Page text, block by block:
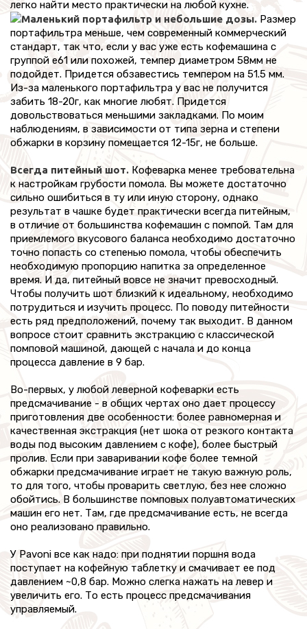
легко найти место практически на любой кухне.
Маленький портафильтр и небольшие дозы. Размер
портафильтра меньше, чем современный коммерческий
стандарт, так что, если у вас уже есть кофемашина с
группой e61 или похожей, темпер диаметром 58мм не
подойдет. Придется обзавестись темпером на 51.5 мм.
Из-за маленького портафильтра у вас не получится
забить 18-20г, как многие любят. Придется
довольствоваться меньшими закладками. По моим
наблюдениям, в зависимости от типа зерна и степени
обжарки в корзину помещается 12-15г, не больше.
Всегда питейный шот. Кофеварка менее требовательна
к настройкам грубости помола. Вы можете достаточно
сильно ошибиться в ту или иную сторону, однако
результат в чашке будет практически всегда питейным,
в отличие от большинства кофемашин с помпой. Там для
приемлемого вкусового баланса необходимо достаточно
точно попасть со степенью помола, чтобы обеспечить
необходимую пропорцию напитка за определенное
время. И да, питейный вовсе не значит превосходный.
Чтобы получить шот близкий к идеальному, необходимо
потрудиться и изучить процесс. По поводу питейности
есть ряд предположений, почему так выходит. В данном
вопросе стоит сравнить экстракцию с классической
помповой машиной, дающей с начала и до конца
процесса давление в 9 бар.
Во-первых, у любой леверной кофеварки есть
предсмачивание - в общих чертах оно дает процессу
приготовления две особенности: более равномерная и
качественная экстракция (нет шока от резкого контакта
воды под высоким давлением с кофе), более быстрый
пролив. Если при заваривании кофе более темной
обжарки предсмачивание играет не такую важную роль,
то для того, чтобы проварить светлую, без нее сложно
обойтись. В большинстве помповых полуавтоматических
машин его нет. Там, где предсмачивание есть, не всегда
оно реализовано правильно.
У Pavoni все как надо: при поднятии поршня вода
поступает на кофейную таблетку и смачивает ее под
давлением ~0,8 бар. Можно слегка нажать на левер и
увеличить его. То есть процесс предсмачивания
управляемый.